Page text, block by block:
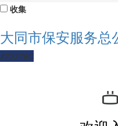
收集
大同市保安服务总
#22376C